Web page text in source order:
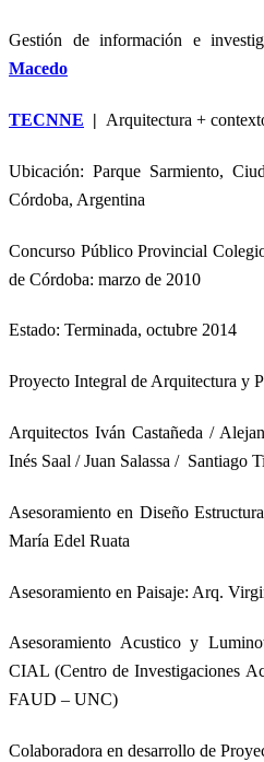
Gestión de información e
Macedo
TECNNE | Arquitectura +
Ubicación: Parque Sarmiento,
Córdoba, Argentina
Concurso Público Provincial
de Córdoba: marzo de 2010
Estado: Terminada, octubre 2014
Proyecto Integral de Arquitectura y
Arquitectos Iván Castañeda /
Inés Saal / Juan Salassa / Santiago
Asesoramiento en Diseño
María Edel Ruata
Asesoramiento en Paisaje: Arq.
Asesoramiento Acustico y
CIAL (Centro de Investigaciones
FAUD – UNC)
Colaboradora en desarrollo de